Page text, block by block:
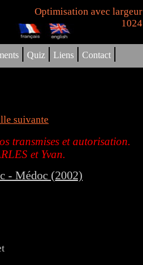
Optimisation avec largeur
1024
| Quiz | Liens | Contact |
suivante
transmises et autorisation.
et Yvan.
- Médoc (2002)